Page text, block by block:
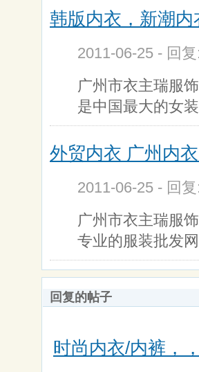
韩版内衣，新潮内
2011-06-25 - 回
广州市衣主瑞服
是中国最大的女
外贸内衣 广州内
2011-06-25 - 回
广州市衣主瑞服
专业的服装批发
回复的帖子
时尚内衣/内裤，